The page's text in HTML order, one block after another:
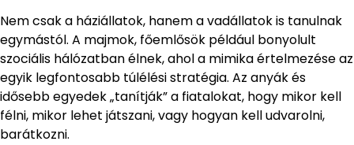
Nem csak a háziállatok, hanem a vadállatok is tanulnak
egymástól. A majmok, főemlősök például bonyolult
szociális hálózatban élnek, ahol a mimika értelmezése az
egyik legfontosabb túlélési stratégia. Az anyák és
idősebb egyedek „tanítják” a fiatalokat, hogy mikor kell
félni, mikor lehet játszani, vagy hogyan kell udvarolni,
barátkozni.